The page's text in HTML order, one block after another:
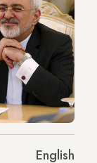
English